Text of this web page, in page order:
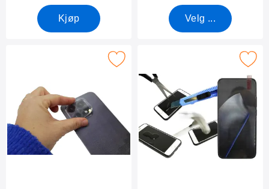
Kjøp Velg ...
Merk kameraglass Xiaomi 15T Pro som favoritt
Merk skjermbeskyttelse av glass